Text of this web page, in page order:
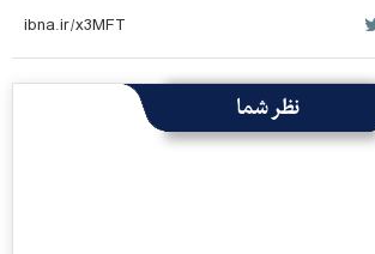
نظر شما